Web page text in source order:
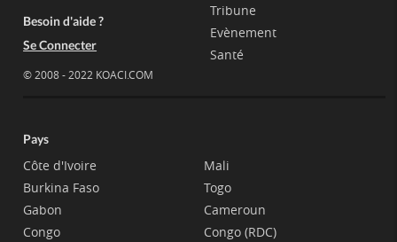
Besoin d'aide ?
Se Connecter
© 2008 - 2022 KOACI.COM
Tribune
Evènement
Santé
Pays
Côte d'Ivoire
Burkina Faso
Gabon
Congo
Mali
Togo
Cameroun
Congo (RDC)